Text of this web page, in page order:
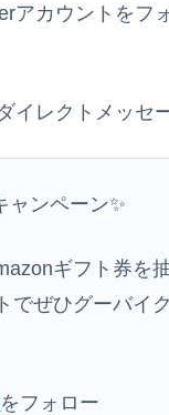
アカウントをフ
イレクトメッセ
ャンペーン✨
ギフト券を
でぜひグーバイ
をフォロー